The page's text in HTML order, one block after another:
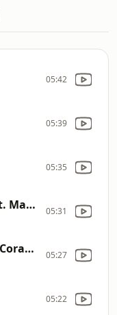
05:42
05:39
05:35
Corazon Espinado (feat. Mana) 05:31
Yo Vengo A Ofrecer Mi Corazon 05:27
05:22